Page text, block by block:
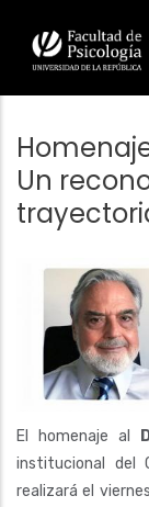
contenido
principal
Un
Imagen/Afiche
El homenaje al
institucional del
realizará el viernes